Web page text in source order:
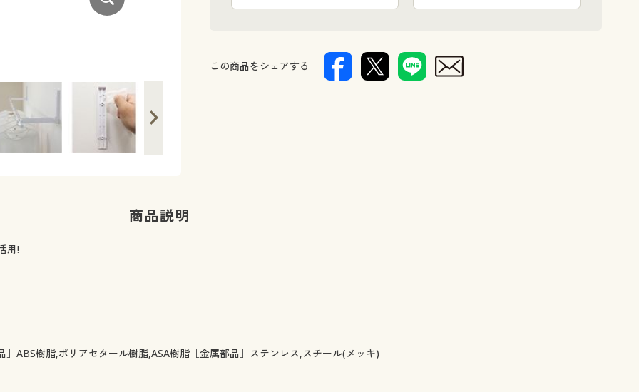
この商品をシェアする
商品説明
用!
ABS樹脂,ポリアセタール樹脂,ASA樹脂［金属部品］ステンレス,スチール(メッキ)